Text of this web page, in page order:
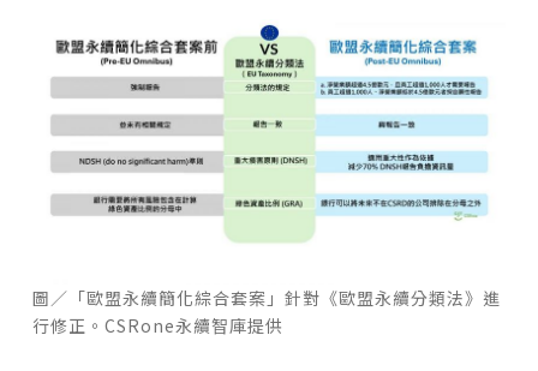
圖／「歐盟永續簡化綜合套案」針對《歐盟永續分類法》進
行修正。CSRone永續智庫提供